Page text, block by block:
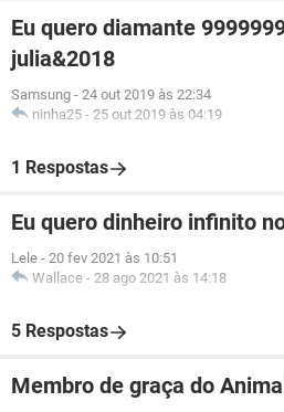
Eu quero diamante
julia&2018
Samsung - 24 out 2019 às 22:34
ninha25 - 25 out 2019 às 04:19
1 Respostas
Eu quero dinheiro infinito
Lele - 20 fev 2021 às 10:51
Wallace - 28 ago 2021 às 14:18
5 Respostas
Membro de graça do